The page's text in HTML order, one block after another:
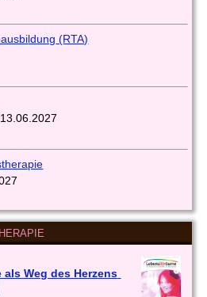
ldung (RTA)
Weg des Herzens